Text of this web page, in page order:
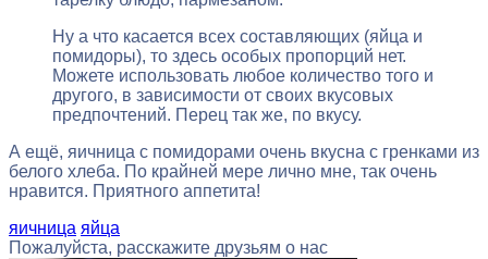
Ну а что касается всех составляющих (яйца и
помидоры), то здесь особых пропорций нет.
Можете использовать любое количество того и
другого, в зависимости от своих вкусовых
предпочтений. Перец так же, по вкусу.
А ещё, яичница с помидорами очень вкусна с гренками из
белого хлеба. По крайней мере лично мне, так очень
нравится. Приятного аппетита!
яичница яйца
Пожалуйста, расскажите друзьям о нас